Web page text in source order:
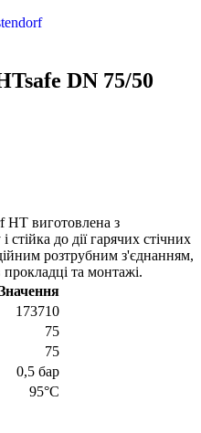
DN 75/50
HT виготовлена з
стійка до дії гарячих стічних
розтрубним з'єднанням,
та монтажі.
173710
75
75
0,5 бар
95°С